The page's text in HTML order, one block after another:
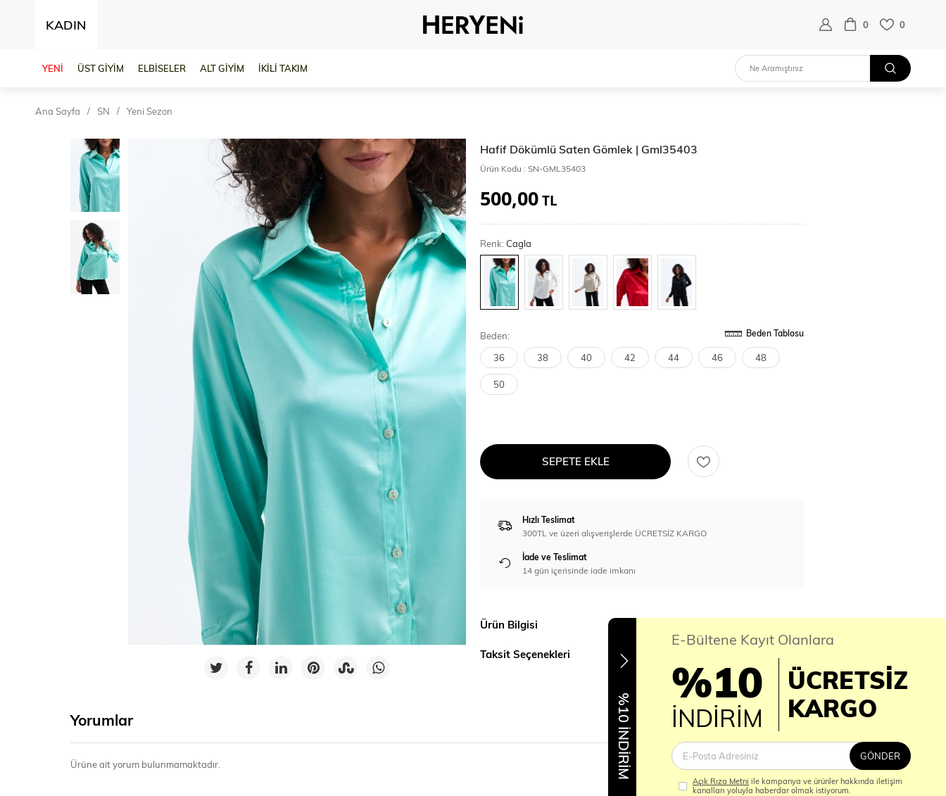
KADIN 0 0
YENİ ÜST GİYİM ELBİSELER ALT GİYİM İKİLİ TAKIM
Ana Sayfa SN Yeni Sezon
Hafif Dökümlü Saten Gömlek | Gml35403
Ürün Kodu : SN-GML35403
500,00TL
Renk:Cagla
Beden: Beden Tablosu
36 38 40 42 44 46 48
50
SEPETE EKLE
Hızlı Teslimat
300TL ve üzeri alışverişlerde ÜCRETSİZ KARGO
İade ve Teslimat
14 gün içerisinde iade imkanı
Ürün Bilgisi
Taksit Seçenekleri
Yorumlar
Ürüne ait yorum bulunmamaktadır. %10 İNDİRİM
E-Bültene Kayıt Olanlara
%10
İNDİRİM
ÜCRETSİZ
KARGO
GÖNDER
Açık Rıza Metni ile kampanya ve ürünler hakkında iletişim
kanalları yoluyla haberdar olmak istiyorum.